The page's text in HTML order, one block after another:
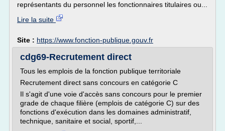
représentants du personnel les fonctionnaires titulaires ou...
Lire la suite
Site : https://www.fonction-publique.gouv.fr
cdg69-Recrutement direct
Tous les emplois de la fonction publique territoriale
Recrutement direct sans concours en catégorie C
Il s'agit d'une voie d'accès sans concours pour le premier
grade de chaque filière (emplois de catégorie C) sur des
fonctions d'exécution dans les domaines administratif,
technique, sanitaire et social, sportif,...